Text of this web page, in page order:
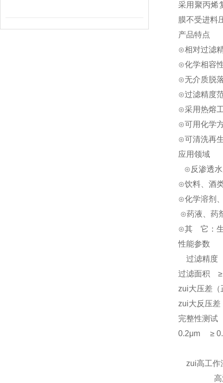
采用聚丙烯
膜不受进料
产品特点
⊙相对过
⊙化学相容
⊙无介质脱
⊙过滤精度
⊙采用热熔
⊙可用化学
⊙可清洗再
应用领域
⊙反渗透水
⊙饮料、酒
⊙化学溶剂
⊙药液、药
⊙其 它：生
性能参数
过滤精度
过滤面积 ≥
zui大压差
zui大反压
完整性测
0.2μm ≥
zui高工
高温型